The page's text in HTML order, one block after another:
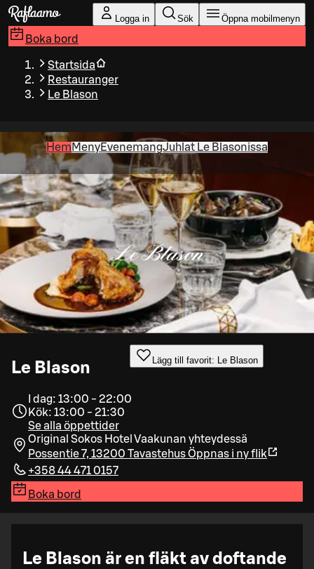
Gå till huvudinnehållet
Logga in Sök Öppna mobilmenyn
Boka bord
Startsida
Restauranger
Le Blason
Hem MenyEvenemangJuhlat Le Blasonissa
Le Blason Lägg till favorit: Le Blason
I dag: 13:00 - 22:00
Kök: 13:00 - 21:30
Se alla öppettider
Original Sokos Hotel Vaakunan yhteydessä
Possentie 7, 13200 TavastehusÖppnas i ny flik
+358 44 471 0157
Boka bord
Le Blason är en fläkt av doftande